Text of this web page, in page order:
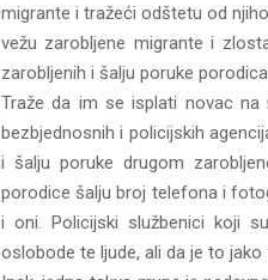
migrante i tražeći odštetu od
vežu zarobljene migrante i
zarobljenih i šalju poruke
Traže da im se isplati novac na
bezbjednosnih i policijskih
i šalju poruke drugom
porodice šalju broj telefona i
i oni. Policijski službenici koji
oslobode te ljude, ali da je to